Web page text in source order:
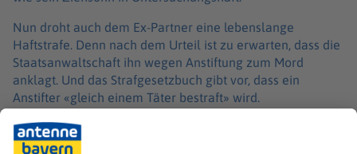
Nun droht auch dem Ex-Partner eine lebenslange
Haftstrafe. Denn nach dem Urteil ist zu erwarten, dass die
Staatsanwaltschaft ihn wegen Anstiftung zum Mord
anklagt. Und das Strafgesetzbuch gibt vor, dass ein
Anstifter «gleich einem Täter bestraft» wird.
Richter Eberle gab dem verurteilten 30-Jährigen mit, dass
er dann im zweiten Prozess noch einmal die Chance habe,